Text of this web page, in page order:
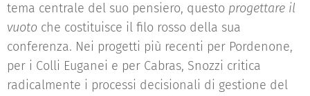
tema centrale del suo pensiero, questo progettare il
vuoto che costituisce il filo rosso della sua
conferenza. Nei progetti più recenti per Pordenone,
per i Colli Euganei e per Cabras, Snozzi critica
radicalmente i processi decisionali di gestione del